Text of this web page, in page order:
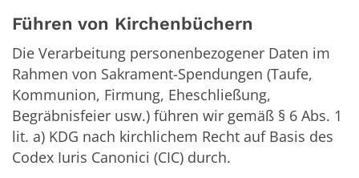
Führen von Kirchenbüchern
Die Verarbeitung personenbezogener Daten im
Rahmen von Sakrament-Spendungen (Taufe,
Kommunion, Firmung, Eheschließung,
Begräbnisfeier usw.) führen wir gemäß § 6 Abs. 1
lit. a) KDG nach kirchlichem Recht auf Basis des
Codex Iuris Canonici (CIC) durch.